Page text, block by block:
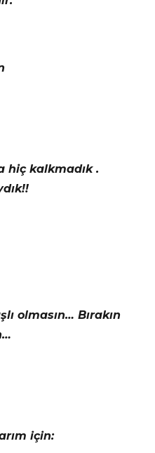
hiç kalkmadık .
olmasın… Bırakın
için: